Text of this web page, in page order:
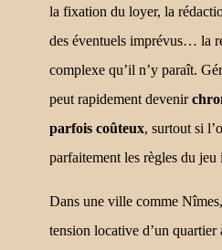
la fixation du loyer, la
des éventuels imprévus… la
complexe qu’il n’y paraît.
peut rapidement devenir
parfois coûteux, surtout si
parfaitement les règles du
Dans une ville comme
tension locative d’un quartier